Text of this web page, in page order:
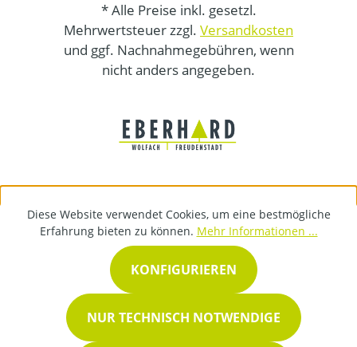
* Alle Preise inkl. gesetzl.
Mehrwertsteuer zzgl. Versandkosten
und ggf. Nachnahmegebühren, wenn
nicht anders angegeben.
Diese Website verwendet Cookies, um eine bestmögliche
Erfahrung bieten zu können. Mehr Informationen ...
NUR TECHNISCH NOTWENDIGE
KONFIGURIEREN